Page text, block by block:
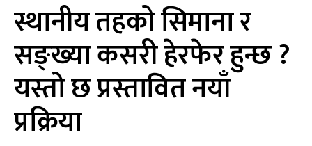
स्थानीय तहको सिमाना र
सङ्ख्या कसरी हेरफेर हुन्छ ?
यस्तो छ प्रस्तावित नयाँ
प्रक्रिया